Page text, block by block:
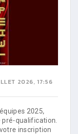
2026, 17:56
2025,
pré-qualification.
inscription